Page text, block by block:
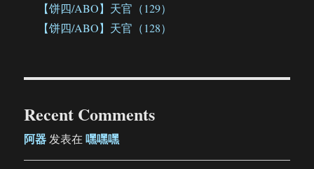
【饼四/ABO】天官（129）
【饼四/ABO】天官（128）
Recent Comments
阿器发表在嘿嘿嘿